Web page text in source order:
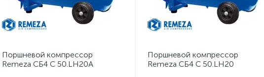
Поршневой компрессор
Remeza СБ4 С 50.LH20А
Поршневой компрессор
Remeza СБ4 С 50.LH20